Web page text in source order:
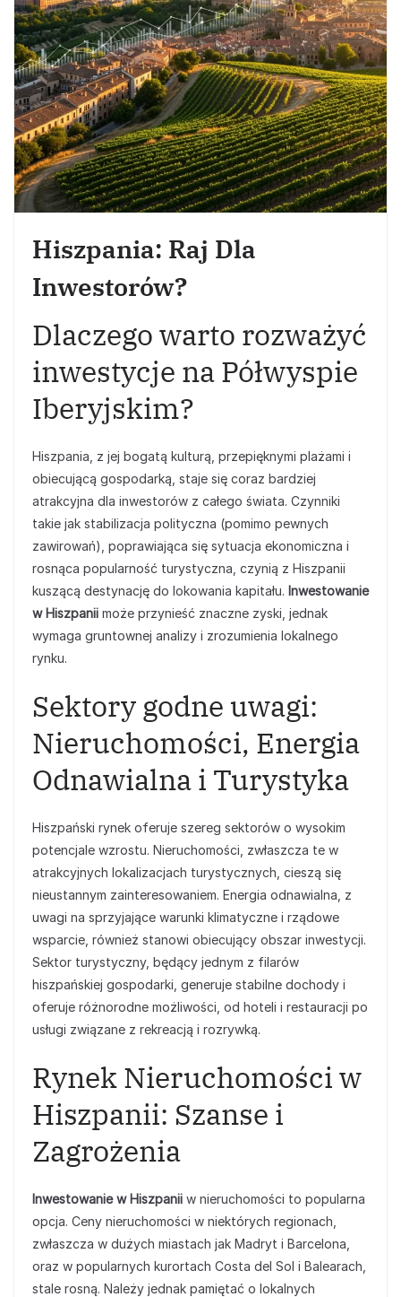
Hiszpania: Raj Dla
Inwestorów?
Dlaczego warto rozważyć
inwestycje na Półwyspie
Iberyjskim?
Hiszpania, z jej bogatą kulturą, przepięknymi plażami i
obiecującą gospodarką, staje się coraz bardziej
atrakcyjna dla inwestorów z całego świata. Czynniki
takie jak stabilizacja polityczna (pomimo pewnych
zawirowań), poprawiająca się sytuacja ekonomiczna i
rosnąca popularność turystyczna, czynią z Hiszpanii
kuszącą destynację do lokowania kapitału. Inwestowanie
w Hiszpanii może przynieść znaczne zyski, jednak
wymaga gruntownej analizy i zrozumienia lokalnego
rynku.
Sektory godne uwagi:
Nieruchomości, Energia
Odnawialna i Turystyka
Hiszpański rynek oferuje szereg sektorów o wysokim
potencjale wzrostu. Nieruchomości, zwłaszcza te w
atrakcyjnych lokalizacjach turystycznych, cieszą się
nieustannym zainteresowaniem. Energia odnawialna, z
uwagi na sprzyjające warunki klimatyczne i rządowe
wsparcie, również stanowi obiecujący obszar inwestycji.
Sektor turystyczny, będący jednym z filarów
hiszpańskiej gospodarki, generuje stabilne dochody i
oferuje różnorodne możliwości, od hoteli i restauracji po
usługi związane z rekreacją i rozrywką.
Rynek Nieruchomości w
Hiszpanii: Szanse i
Zagrożenia
Inwestowanie w Hiszpanii w nieruchomości to popularna
opcja. Ceny nieruchomości w niektórych regionach,
zwłaszcza w dużych miastach jak Madryt i Barcelona,
oraz w popularnych kurortach Costa del Sol i Balearach,
stale rosną. Należy jednak pamiętać o lokalnych